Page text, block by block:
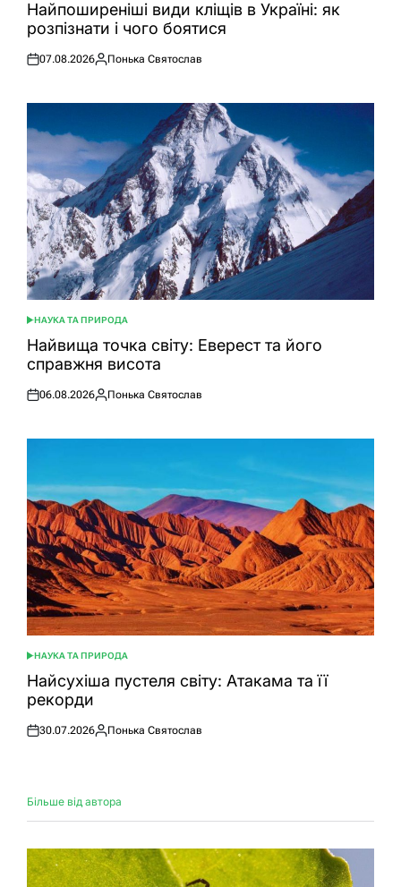
УНайпоширеніші види кліщів в Україні: як
розпізнати і чого боятися
Оприлюднено
07.08.2026
Опубліковано
Понька Святослав
ОПУБЛІКУВАТИ
У
НАУКА ТА ПРИРОДА
Найвища точка світу: Еверест та його
справжня висота
Оприлюднено
06.08.2026
Опубліковано
Понька Святослав
ОПУБЛІКУВАТИ
У
НАУКА ТА ПРИРОДА
Найсухіша пустеля світу: Атакама та її
рекорди
Оприлюднено
30.07.2026
Опубліковано
Понька Святослав
Більше від автора